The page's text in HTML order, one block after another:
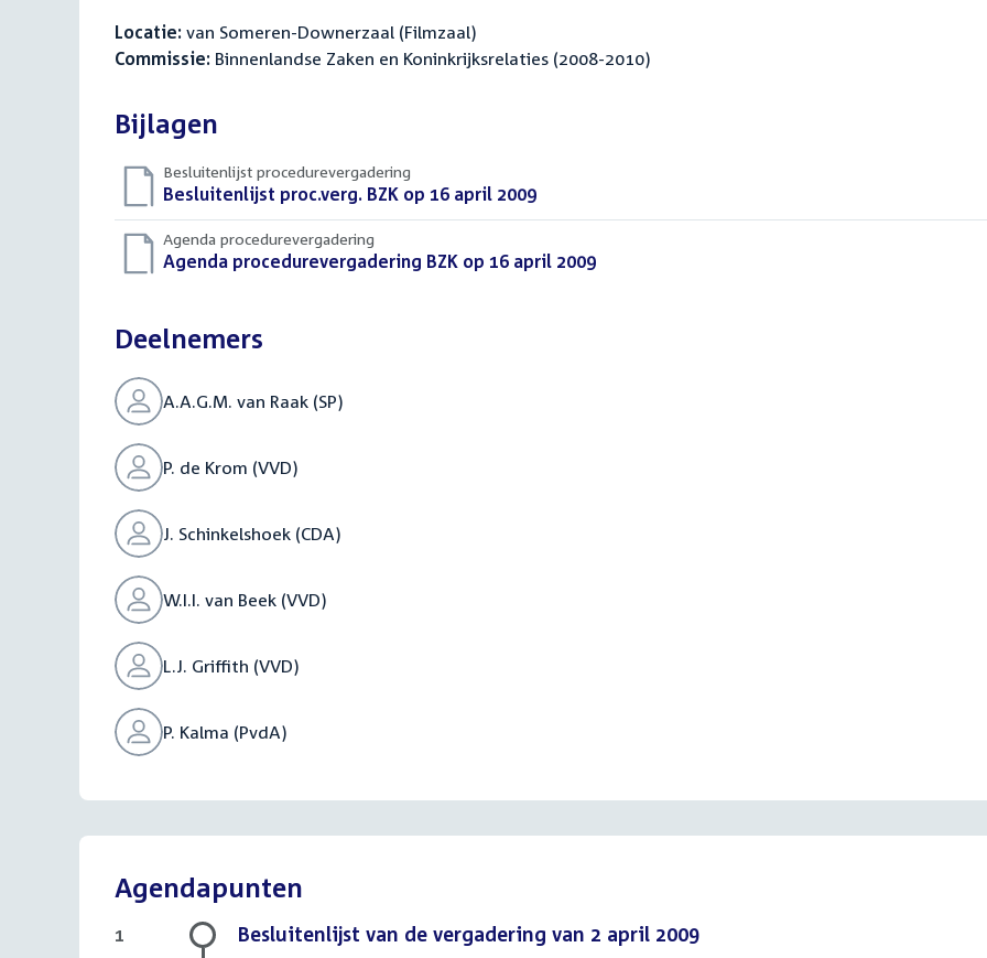
Locatie: van Someren-Downerzaal (Filmzaal)
Commissie: Binnenlandse Zaken en Koninkrijksrelaties (2008-2010)
Bijlagen
Besluitenlijst procedurevergadering
Download
bestand:
Besluitenlijst proc.verg. BZK op 16 april 2009
Agenda procedurevergadering
Download
Agenda procedurevergadering BZK op 16 april 2009
Deelnemers
A.A.G.M. van Raak (SP)
P. de Krom (VVD)
J. Schinkelshoek (CDA)
W.I.I. van Beek (VVD)
L.J. Griffith (VVD)
P. Kalma (PvdA)
Agendapunten
Besluitenlijst van de vergadering van 2 april 2009
1